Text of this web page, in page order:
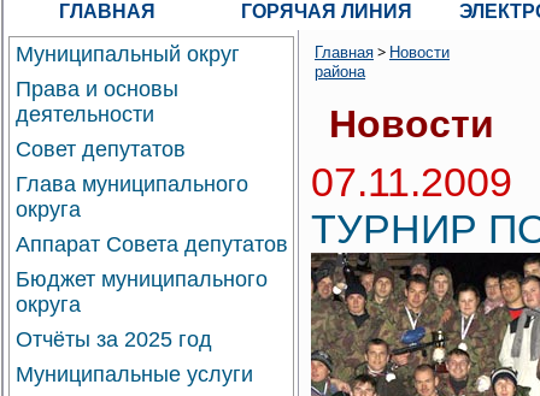
ГЛАВНАЯ ГОРЯЧАЯ ЛИНИЯ
Главная > Новости
района
Новости
07.11.2009
ТУРНИР
Муниципальный округ
Права и основы
деятельности
Совет депутатов
Глава муниципального
округа
Аппарат Совета депутатов
Бюджет муниципального
округа
Отчёты за 2025 год
Муниципальные услуги